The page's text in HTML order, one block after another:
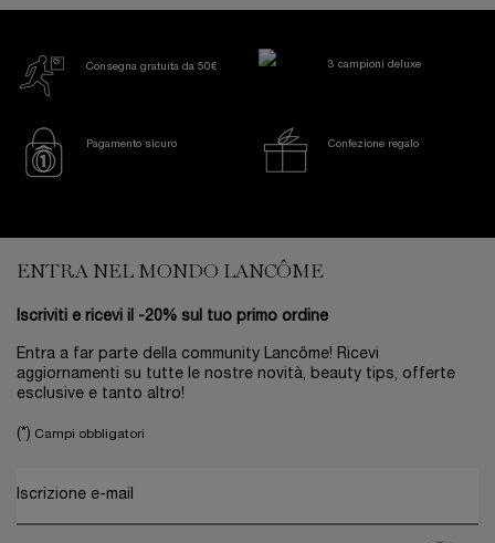
Consegna gratuita da 50€ 3 campioni deluxe
Pagamento sicuro Confezione regalo
ENTRA NEL MONDO LANCÔME
Iscriviti e ricevi il -20% sul tuo primo ordine
Entra a far parte della community Lancôme! Ricevi
aggiornamenti su tutte le nostre novità, beauty tips, offerte
esclusive e tanto altro!
(*) Campi obbligatori
Iscrizione e-mail